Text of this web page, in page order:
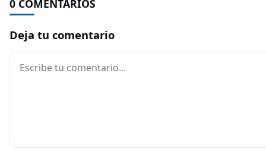
0 COMENTARIOS
Deja tu comentario
Comentario